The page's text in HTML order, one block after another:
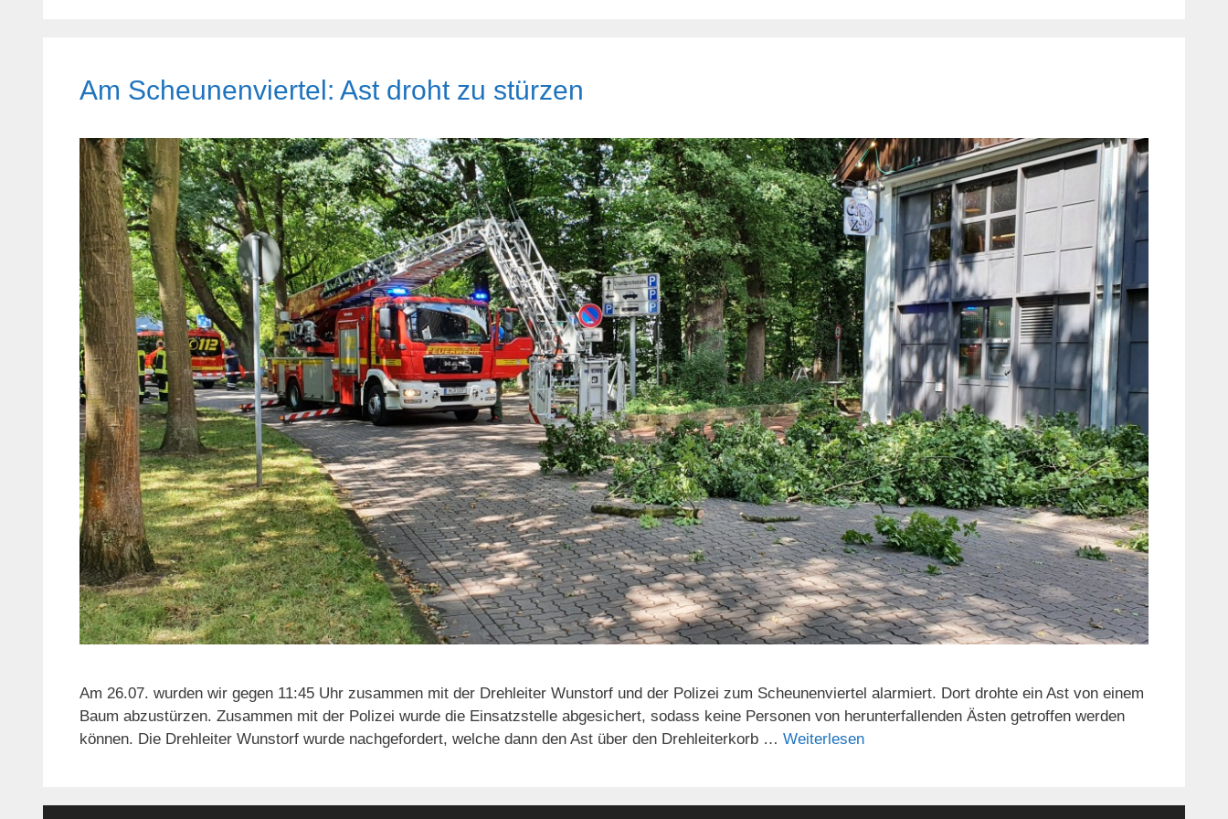
Am Scheunenviertel: Ast droht zu stürzen
Am 26.07. wurden wir gegen 11:45 Uhr zusammen mit der Drehleiter Wunstorf und der Polizei zum Scheunenviertel alarmiert. Dort drohte ein Ast von einem
Baum abzustürzen. Zusammen mit der Polizei wurde die Einsatzstelle abgesichert, sodass keine Personen von herunterfallenden Ästen getroffen werden
können. Die Drehleiter Wunstorf wurde nachgefordert, welche dann den Ast über den Drehleiterkorb … Weiterlesen